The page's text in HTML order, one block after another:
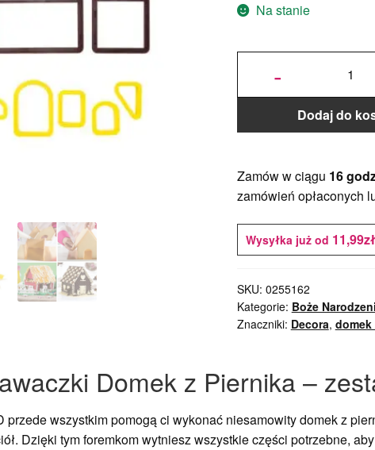
Na stanie
-
ilość
Piernika
- zestaw
8 szt. -
Decora
Dodaj do
Zamów w ciągu 16
zamówień opłaconych
Wysyłka już od
SKU: 0255162
Kategorie: Boże
Znaczniki: Decora, domek
Domek z Piernika –
przede wszystkim pomogą ci wykonać niesamowity domek z
Dzięki tym foremkom wytniesz wszystkie części potrzebne,